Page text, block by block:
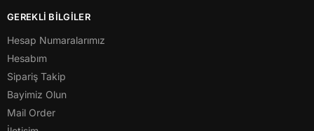
GEREKLİ BİLGİLER
Hesap Numaralarımız
Hesabım
Sipariş Takip
Bayimiz Olun
Mail Order